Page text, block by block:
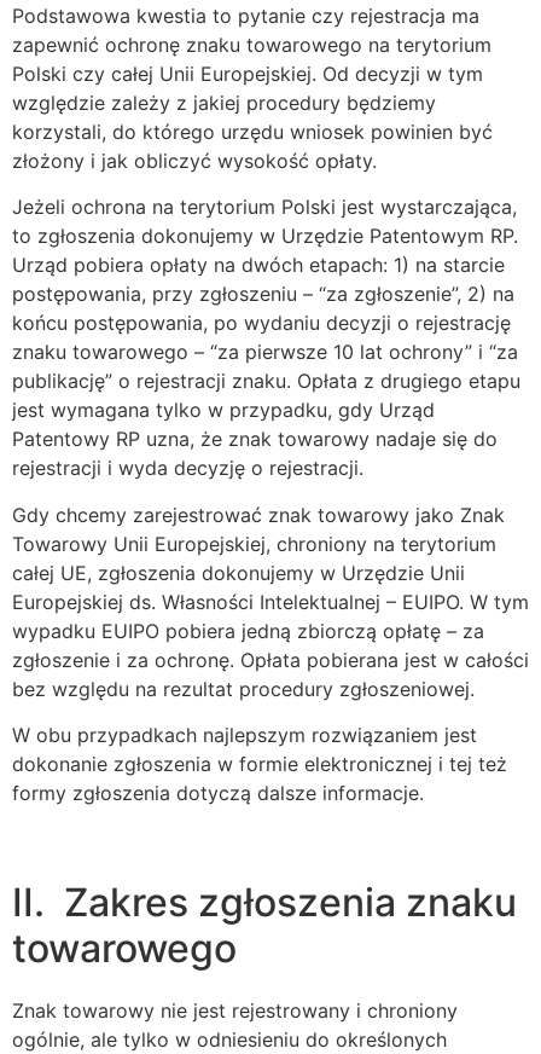
Podstawowa kwestia to pytanie czy rejestracja ma
zapewnić ochronę znaku towarowego na terytorium
Polski czy całej Unii Europejskiej. Od decyzji w tym
względzie zależy z jakiej procedury będziemy
korzystali, do którego urzędu wniosek powinien być
złożony i jak obliczyć wysokość opłaty.
Jeżeli ochrona na terytorium Polski jest wystarczająca,
to zgłoszenia dokonujemy w Urzędzie Patentowym RP.
Urząd pobiera opłaty na dwóch etapach: 1) na starcie
postępowania, przy zgłoszeniu – “za zgłoszenie”, 2) na
końcu postępowania, po wydaniu decyzji o rejestrację
znaku towarowego – “za pierwsze 10 lat ochrony” i “za
publikację” o rejestracji znaku. Opłata z drugiego etapu
jest wymagana tylko w przypadku, gdy Urząd
Patentowy RP uzna, że znak towarowy nadaje się do
rejestracji i wyda decyzję o rejestracji.
Gdy chcemy zarejestrować znak towarowy jako Znak
Towarowy Unii Europejskiej, chroniony na terytorium
całej UE, zgłoszenia dokonujemy w Urzędzie Unii
Europejskiej ds. Własności Intelektualnej – EUIPO. W tym
wypadku EUIPO pobiera jedną zbiorczą opłatę – za
zgłoszenie i za ochronę. Opłata pobierana jest w całości
bez względu na rezultat procedury zgłoszeniowej.
W obu przypadkach najlepszym rozwiązaniem jest
dokonanie zgłoszenia w formie elektronicznej i tej też
formy zgłoszenia dotyczą dalsze informacje.
II. Zakres zgłoszenia znaku
towarowego
Znak towarowy nie jest rejestrowany i chroniony
ogólnie, ale tylko w odniesieniu do określonych